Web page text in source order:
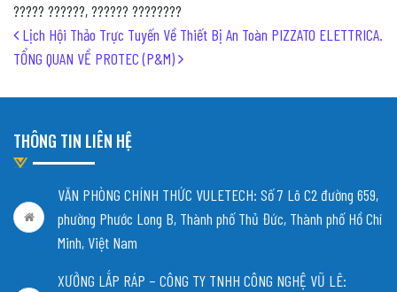
????? ??????, ?????? ????????
Post navigation
Lịch Hội Thảo Trực Tuyến Về Thiết Bị An Toàn PIZZATO ELETTRICA.
TỔNG QUAN VỀ PROTEC (P&M)
THÔNG TIN LIÊN HỆ
VĂN PHÒNG CHÍNH THỨC VULETECH: Số 7 Lô C2 đường 659,
phường Phước Long B, Thành phố Thủ Đức, Thành phố Hồ Chí
Minh, Việt Nam
XƯỞNG LẮP RÁP – CÔNG TY TNHH CÔNG NGHỆ VŨ LÊ: